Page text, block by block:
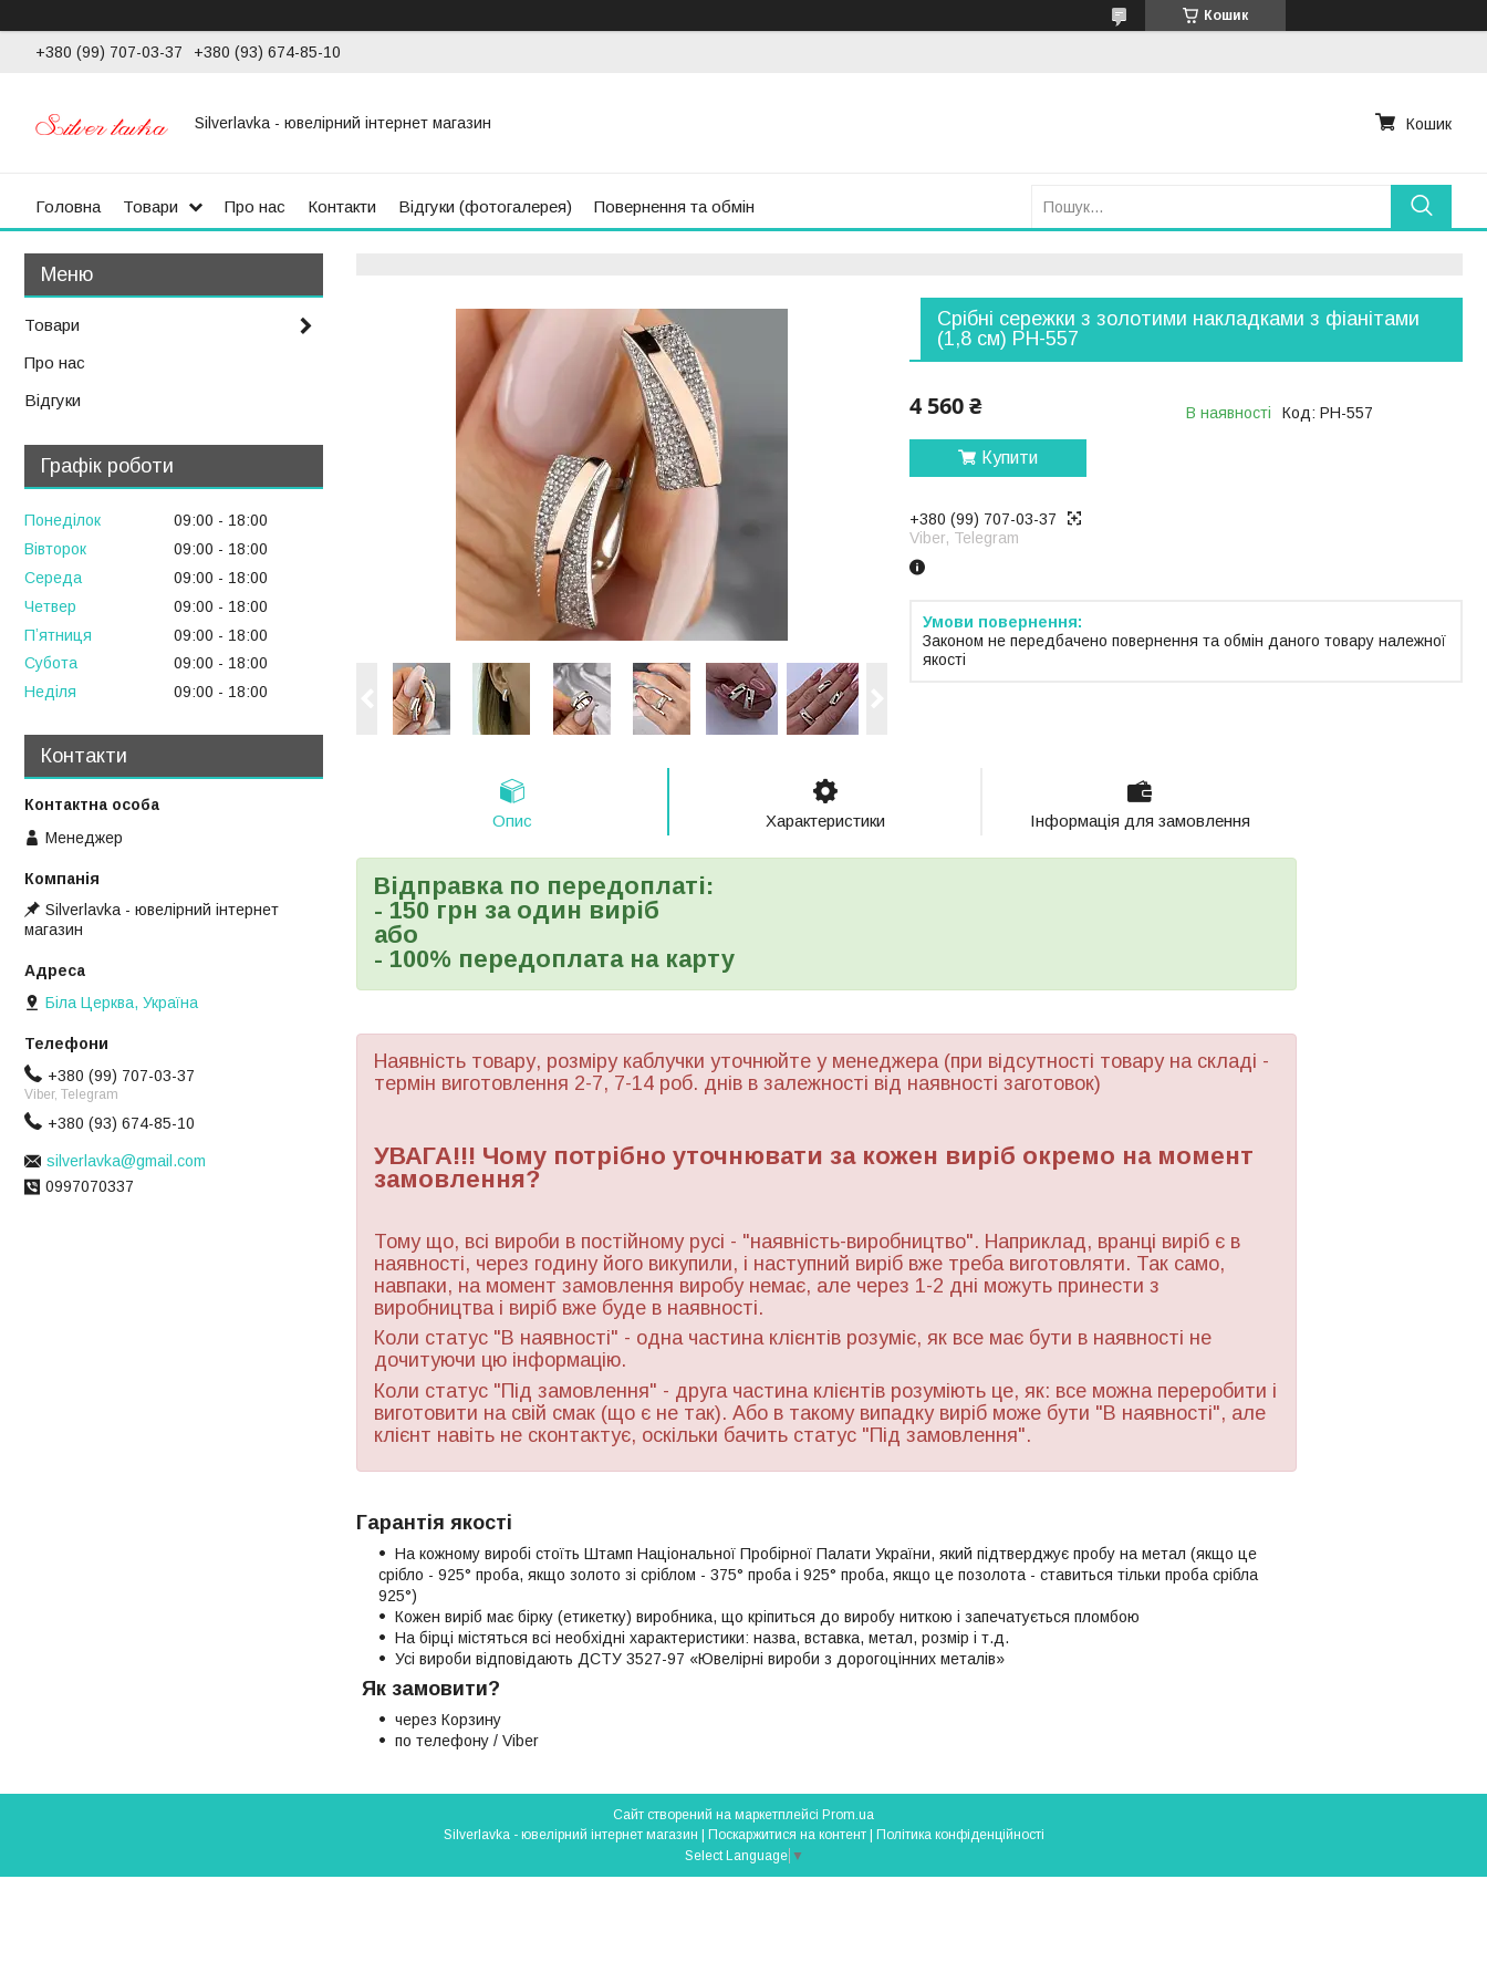
Кошик
+380 (99) 707-03-37 +380 (93) 674-85-10
Silverlavka - ювелірний інтернет магазин Кошик
Головна Товари Про нас Контакти Відгуки (фотогалерея) Повернення та обмін
Срібні сережки з золотими накладками з фіанітами
(1,8 см) РН-557
4 560 ₴ В наявності Код: РН-557
Купити
+380 (99) 707-03-37
Viber, Telegram
Законом не передбачено повернення та обмін даного товару належної
якості
Опис Характеристики Інформація для замовлення
Відправка по передоплаті:
- 150 грн за один виріб
або
- 100% передоплата на карту
Наявність товару, розміру каблучки уточнюйте у менеджера (при відсутності товару на складі -
термін виготовлення 2-7, 7-14 роб. днів в залежності від наявності заготовок)
УВАГА!!! Чому потрібно уточнювати за кожен виріб окремо на момент
замовлення?
Тому що, всі вироби в постійному русі - "наявність-виробництво". Наприклад, вранці виріб є в
наявності, через годину його викупили, і наступний виріб вже треба виготовляти. Так само,
навпаки, на момент замовлення виробу немає, але через 1-2 дні можуть принести з
виробництва і виріб вже буде в наявності.
Коли статус "В наявності" - одна частина клієнтів розуміє, як все має бути в наявності не
дочитуючи цю інформацію.
Коли статус "Під замовлення" - друга частина клієнтів розуміють це, як: все можна переробити і
виготовити на свій смак (що є не так). Або в такому випадку виріб може бути "В наявності", але
клієнт навіть не сконтактує, оскільки бачить статус "Під замовлення".
Гарантія якості
На кожному виробі стоїть Штамп Національної Пробірної Палати України, який підтверджує пробу на метал (якщо це
срібло - 925° проба, якщо золото зі сріблом - 375° проба і 925° проба, якщо це позолота - ставиться тільки проба срібла
925°)
Кожен виріб має бірку (етикетку) виробника, що кріпиться до виробу ниткою і запечатується пломбою
На бірці містяться всі необхідні характеристики: назва, вставка, метал, розмір і т.д.
Усі вироби відповідають ДСТУ 3527-97 «Ювелірні вироби з дорогоцінних металів»
Як замовити?
через Корзину
по телефону / Viber
Товари
Про нас
Відгуки
Графік роботи
Понеділок 09:00
18:00
Вівторок
09:00
18:00
Середа
09:00
18:00
Четвер
09:00
18:00
Пʼятниця
09:00
18:00
Субота
09:00
18:00
Неділя
09:00 18:00
Контакти
Менеджер
Silverlavka - ювелірний інтернет
магазин
Біла Церква, Україна
+380 (99) 707-03-37
Viber, Telegram
+380 (93) 674-85-10
silverlavka@gmail.com
0997070337
Сайт створений на маркетплейсі Prom.ua
Silverlavka - ювелірний інтернет магазин | Поскаржитися на контент | Політика конфіденційності
Select Language ▼